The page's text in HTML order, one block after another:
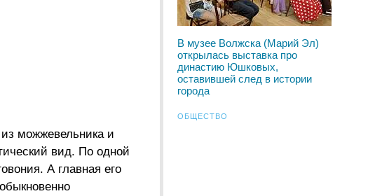
можжевельника и
вид. По одной
А главная его
В музее Волжска (Марий Эл)
открылась выставка про
династию Юшковых,
оставившей след в истории
города
ОБЩЕСТВО